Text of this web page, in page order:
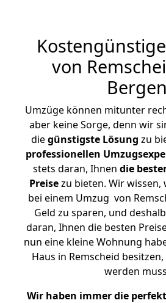
von
Bergen
Umzüge können mitunter
aber keine Sorge, denn wir
diegünstigste Lösung zu
professionellen
stets daran, Ihnen die
Preisezu bieten. Wir wissen,
bei einem Umzug von
Geld zu sparen, und
daran, Ihnen die besten
nun eine kleine Wohnung
Haus in Remscheid
werden
Wir haben immer die